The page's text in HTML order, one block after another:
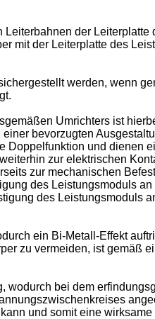
der
mit der Leiterplatte des
werden, wenn
Umrichters ist
bevorzugten
und dienen
zur elektrischen
zur mechanischen
des Leistungsmoduls
des Leistungsmoduls
ein Bi-Metall-Effekt
zu vermeiden, ist gemäß
bei dem
und somit eine